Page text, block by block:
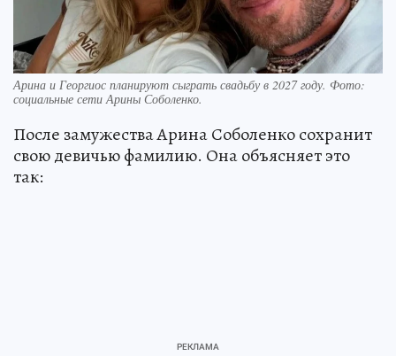
Арина и Георгиос планируют сыграть свадьбу в 2027 году. Фото:
социальные сети Арины Соболенко.
После замужества Арина Соболенко сохранит
свою девичью фамилию. Она объясняет это
так: